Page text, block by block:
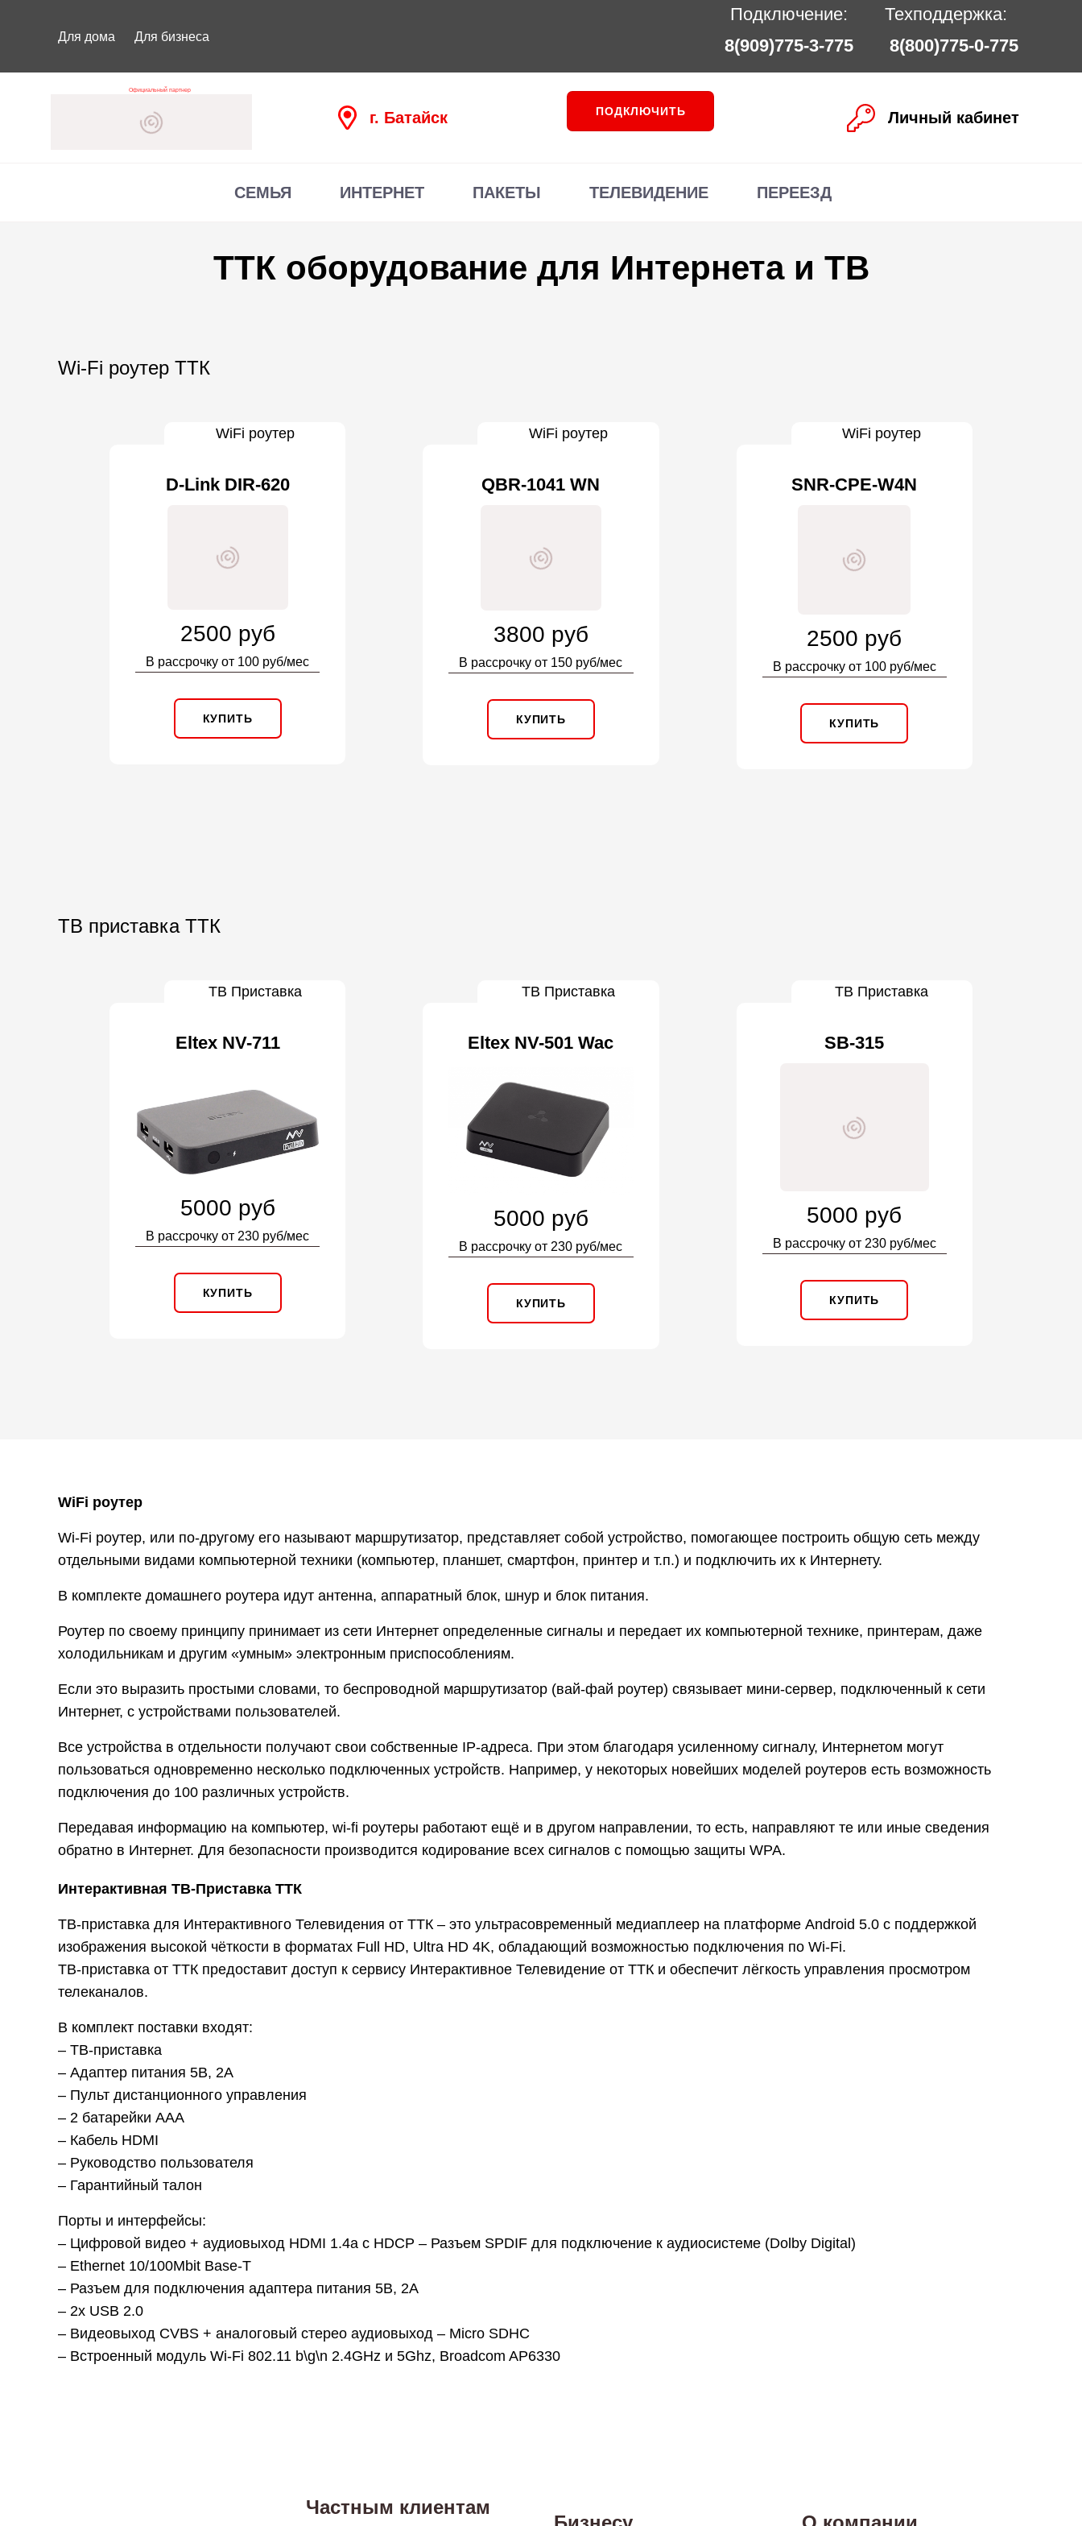
Для дома Для бизнеса
Подключение:
8(909)775-3-775
Техподдержка:
8(800)775-0-775
Официальный партнер
г. Батайск ПОДКЛЮЧИТЬ Личный кабинет
СЕМЬЯ ИНТЕРНЕТ ПАКЕТЫ ТЕЛЕВИДЕНИЕ ПЕРЕЕЗД
ТТК оборудование для Интернета и ТВ
Wi-Fi роутер ТТК
WiFi роутер
D-Link DIR-620
2500 руб
В рассрочку от 100 руб/мес
КУПИТЬ
WiFi роутер
QBR-1041 WN
3800 руб
В рассрочку от 150 руб/мес
КУПИТЬ
WiFi роутер
SNR-CPE-W4N
2500 руб
В рассрочку от 100 руб/мес
КУПИТЬ
ТВ приставка ТТК
ТВ Приставка
Eltex NV-711
5000 руб
В рассрочку от 230 руб/мес
КУПИТЬ
ТВ Приставка
Eltex NV-501 Wac
5000 руб
В рассрочку от 230 руб/мес
КУПИТЬ
ТВ Приставка
SB-315
5000 руб
В рассрочку от 230 руб/мес
КУПИТЬ
WiFi роутер
Wi-Fi роутер, или по-другому его называют маршрутизатор, представляет собой устройство, помогающее построить общую сеть между
отдельными видами компьютерной техники (компьютер, планшет, смартфон, принтер и т.п.) и подключить их к Интернету.
В комплекте домашнего роутера идут антенна, аппаратный блок, шнур и блок питания.
Роутер по своему принципу принимает из сети Интернет определенные сигналы и передает их компьютерной технике, принтерам, даже
холодильникам и другим «умным» электронным приспособлениям.
Если это выразить простыми словами, то беспроводной маршрутизатор (вай-фай роутер) связывает мини-сервер, подключенный к сети
Интернет, с устройствами пользователей.
Все устройства в отдельности получают свои собственные IP-адреса. При этом благодаря усиленному сигналу, Интернетом могут
пользоваться одновременно несколько подключенных устройств. Например, у некоторых новейших моделей роутеров есть возможность
подключения до 100 различных устройств.
Передавая информацию на компьютер, wi-fi роутеры работают ещё и в другом направлении, то есть, направляют те или иные сведения
обратно в Интернет. Для безопасности производится кодирование всех сигналов с помощью защиты WPA.
Интерактивная ТВ-Приставка ТТК
ТВ-приставка для Интерактивного Телевидения от ТТК – это ультрасовременный медиаплеер на платформе Android 5.0 с поддержкой
изображения высокой чёткости в форматах Full HD, Ultra HD 4K, обладающий возможностью подключения по Wi-Fi.
ТВ-приставка от ТТК предоставит доступ к сервису Интерактивное Телевидение от ТТК и обеспечит лёгкость управления просмотром
телеканалов.
В комплект поставки входят:
– ТВ-приставка
– Адаптер питания 5В, 2А
– Пульт дистанционного управления
– 2 батарейки ААА
– Кабель HDMI
– Руководство пользователя
– Гарантийный талон
Порты и интерфейсы:
– Цифровой видео + аудиовыход HDMI 1.4a c HDCP – Разъем SPDIF для подключение к аудиосистеме (Dolby Digital)
– Ethernet 10/100Mbit Base-T
– Разъем для подключения адаптера питания 5В, 2А
– 2х USB 2.0
– Видеовыход CVBS + аналоговый стерео аудиовыход – Micro SDHC
– Встроенный модуль Wi-Fi 802.11 b\g\n 2.4GHz и 5Ghz, Broadcom AP6330
Частным клиентам